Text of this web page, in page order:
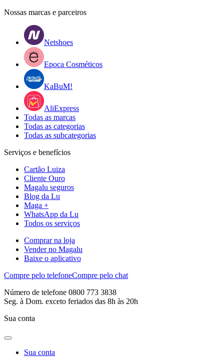
Nossas marcas e parceiros
Netshoes
Epoca Cosméticos
KaBuM!
AliExpress
Todas as marcas
Todas as categorias
Todas as subcategorias
Serviços e benefícios
Cartão Luiza
Cliente Ouro
Magalu seguros
Blog da Lu
Maga +
WhatsApp da Lu
Todos os serviços
Comprar na loja
Vender no Magalu
Baixe o aplicativo
Compre pelo telefoneCompre pelo chat
Número de telefone 0800 773 3838
Seg. à Dom. exceto feriados das 8h às 20h
Sua conta
Sua conta